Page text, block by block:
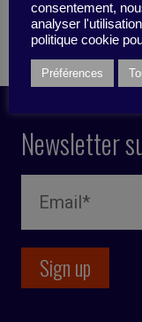
Newsletter
consentement,
analyser
politique cookie
Préférences